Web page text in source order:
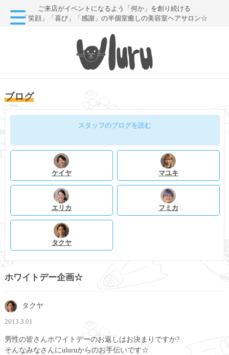
ご来店がイベントになるよう「何か」を創り続ける
「笑顔」「喜び」「感謝」の半個室癒しの美容室ヘアサロン☆
ブログ
スタッフのブログを読む
ケイヤ マユキ
エリカ フミカ
タクヤ
ホワイトデー企画☆
タクヤ
2013.3.01
男性の皆さんホワイトデーのお返しはお決まりですか?
そんなみなさんにuluruからのお手伝いです☆